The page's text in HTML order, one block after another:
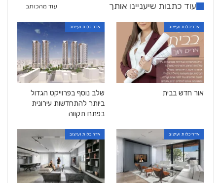
עוד כתבות שיעניינו אותך עוד מהכותב
אדריכלות ועיצוב
אור חדש בבית
אדריכלות ועיצוב
שלב נוסף בפרוייקט הגדול
ביותר להתחדשות עירונית
בפתח תקווה
אדריכלות ועיצוב אדריכלות ועיצוב